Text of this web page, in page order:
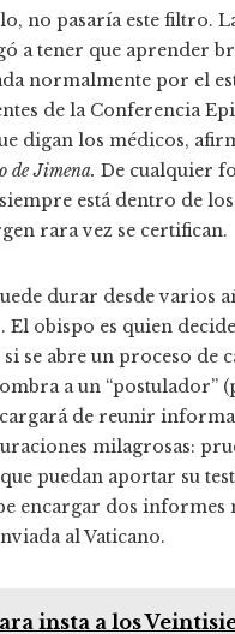
no pasaría este filtro.
a tener que aprender
normalmente por el
de la Conferencia
digan los médicos,
de Jimena. De cualquier
está dentro de
rara vez se certifican.
durar desde varios
El obispo es quien
se abre un proceso de
a un
de reunir
milagrosas:
puedan aportar su
encargar dos informes
al Vaticano.
insta a los